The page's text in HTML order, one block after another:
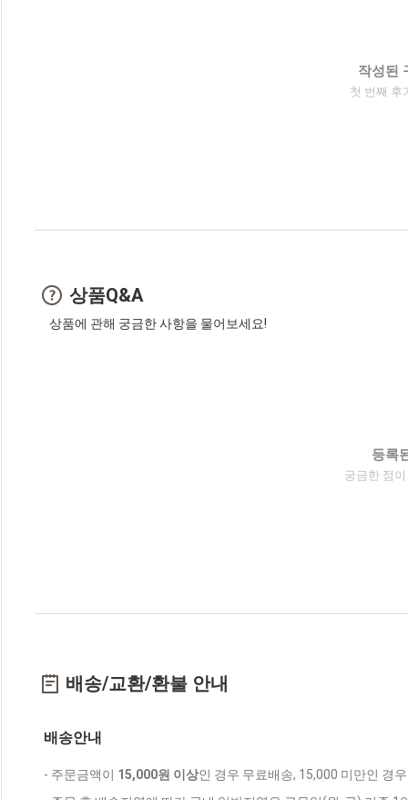
작성된
첫 번째 후
상품Q&A
상품에 관해 궁금한 사항을 물어보세요!
등록
궁금한 점
배송/교환/환불 안내
배송안내
- 주문금액이 15,000원 이상인 경우 무료배송, 15,000 미만인 경